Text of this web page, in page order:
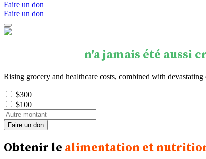
Faire un don
Faire un don
n'a jamais été aussi
Rising grocery and healthcare costs, combined with
$300
$100
Obtenir le alimentation et